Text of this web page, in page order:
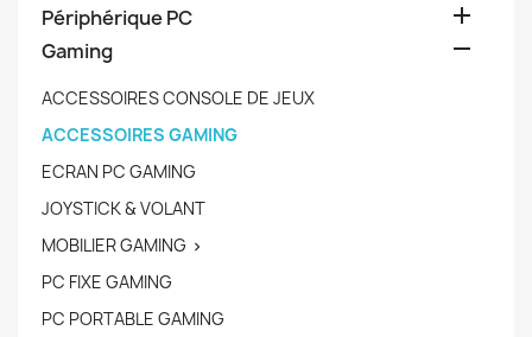
Périphérique PC 
Gaming 
ACCESSOIRES CONSOLE DE JEUX
ACCESSOIRES GAMING
ECRAN PC GAMING
JOYSTICK & VOLANT
MOBILIER GAMING 
PC FIXE GAMING
PC PORTABLE GAMING